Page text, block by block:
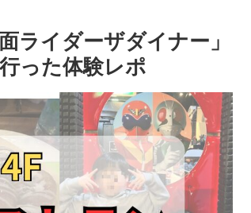
ライダーザダイナー」
った体験レポ